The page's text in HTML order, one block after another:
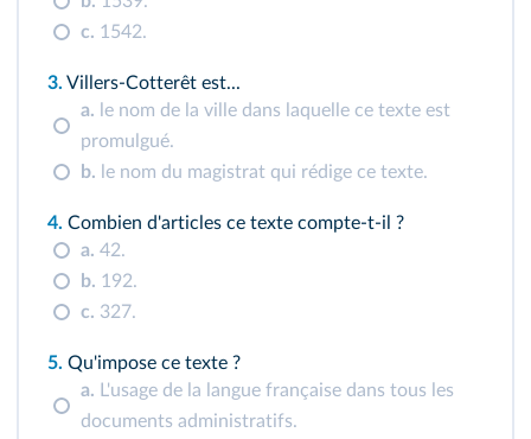
c. 1542.
3. Villers‑Cotterêt est...
a. le nom de la ville dans laquelle ce texte est
promulgué.
b. le nom du magistrat qui rédige ce texte.
4. Combien d'articles ce texte compte‑t‑il ?
a. 42.
b. 192.
c. 327.
5. Qu'impose ce texte ?
a. L'usage de la langue française dans tous les
documents administratifs.